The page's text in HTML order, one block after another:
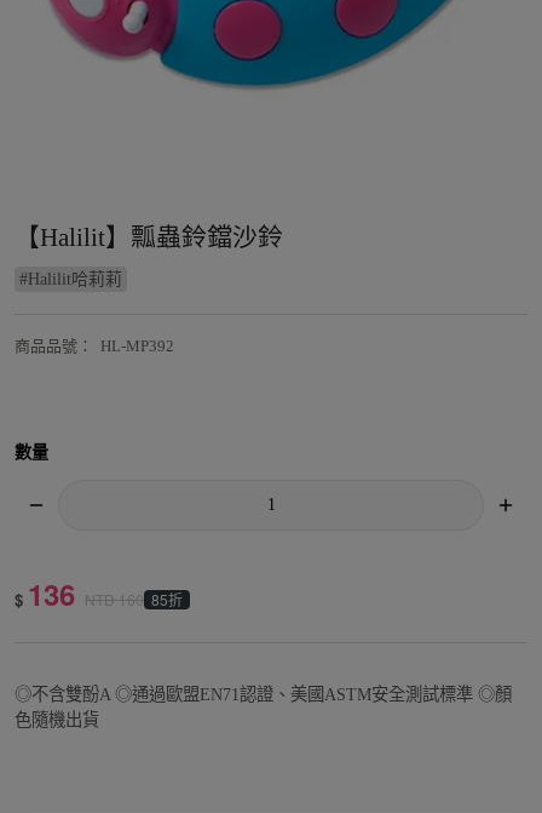
【Halilit】瓢蟲鈴鐺沙鈴
# Halilit哈莉莉
商品品號 ： HL-MP392
數量
$ 136 NTD160 85折
◎不含雙酚A ◎通過歐盟EN71認證、美國ASTM安全測試標準 ◎顏
色隨機出貨